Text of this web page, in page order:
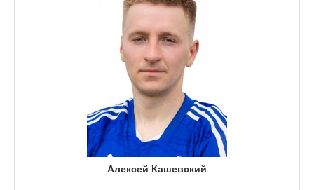
Алексей Кашевский